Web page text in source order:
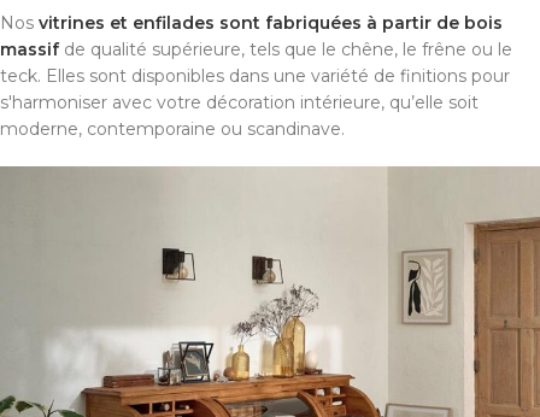
Nos vitrines et enfilades sont fabriquées à partir de bois
massifde qualité supérieure, tels que le chêne, le frêne ou le
teck. Elles sont disponibles dans une variété de finitions pour
s'harmoniser avec votre décoration intérieure, qu’elle soit
moderne, contemporaine ou scandinave.